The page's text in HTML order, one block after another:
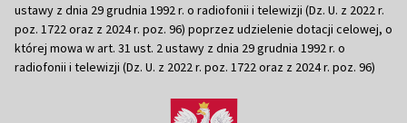
ustawy z dnia 29 grudnia 1992 r. o radiofonii i telewizji (Dz. U. z 2022 r.
poz. 1722 oraz z 2024 r. poz. 96) poprzez udzielenie dotacji celowej, o
której mowa w art. 31 ust. 2 ustawy z dnia 29 grudnia 1992 r. o
radiofonii i telewizji (Dz. U. z 2022 r. poz. 1722 oraz z 2024 r. poz. 96)